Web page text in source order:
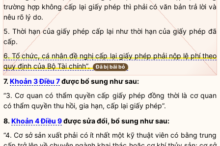
trường hợp không cấp lại giấy phép thì phải có văn bản trả lời và
nêu rõ lý do.
5. Thời hạn của giấy phép cấp lại như thời hạn của giấy phép đã
cấp.
6. Tổ chức, cá nhân đề nghị cấp lại giấy phép phải nộp lệ phí theo
quy định của Bộ Tài chính”.
Đã bị bãi bỏ
7.Khoản 3 Điều 7được bổ sung như sau:
“3. Cơ quan có thẩm quyềncấp giấy phép đồng thời là cơ quan
có thẩm quyền thu hồi, gia hạn, cấp lại giấy phép”.
8.Khoản 4 Điều 9được sửa đổi, bổ sung như sau:
“4. Cơ sở sản xuất phải có ít nhất một kỹ thuật viên có bằng trung